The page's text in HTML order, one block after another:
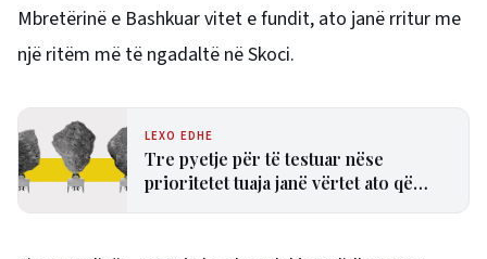
Mbretërinë e Bashkuar vitet e fundit, ato janë rritur me
një ritëm më të ngadaltë në Skoci.
LEXO EDHE
Tre pyetje për të testuar nëse
prioritetet tuaja janë vërtet ato që